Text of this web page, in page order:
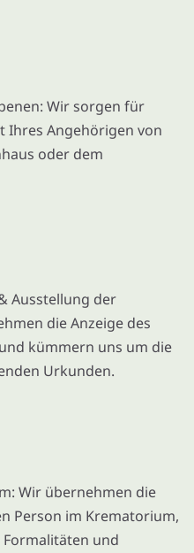
Wir sorgen für
Ihres Angehörigen von
oder dem
Ausstellung der
die Anzeige des
kümmern uns um die
Urkunden.
Wir übernehmen die
Person im Krematorium,
und